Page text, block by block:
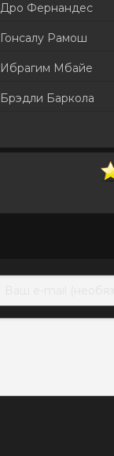
Дро Фернандес
Гонсалу Рамош
Ибрагим Мбайе
Брэдли Баркола